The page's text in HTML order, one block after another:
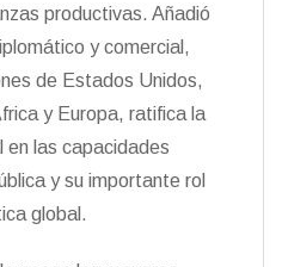
productivas. Añadió
y comercial,
de Estados Unidos,
y Europa, ratifica la
en las capacidades
y su importante rol
global.